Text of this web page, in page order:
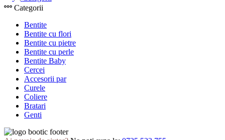
Categorii
Bentite
Bentite cu flori
Bentite cu pietre
Bentite cu perle
Bentite Baby
Cercei
Accesorii par
Curele
Coliere
Bratari
Genti